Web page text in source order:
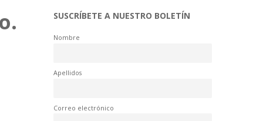
SUSCRÍBETE A NUESTRO BOLETÍN
Nombre
Apellidos
Correo electrónico